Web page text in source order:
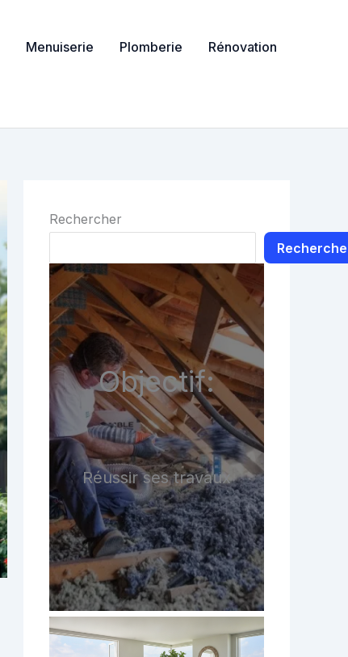
Menuiserie Plomberie Rénovation
Rechercher
Objectif:
Réussir ses travaux